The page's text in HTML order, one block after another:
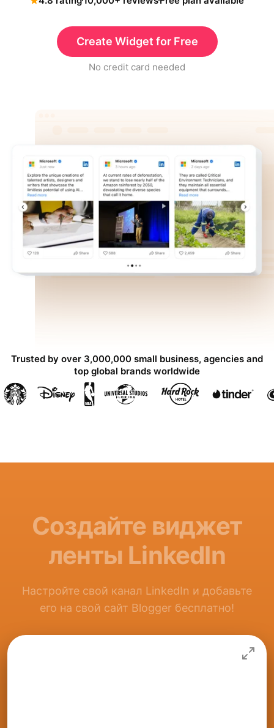
Create Widget for Free
No credit card needed
Trusted by over 3,000,000 small business, agencies and
top global brands worldwide
Создайте виджет
ленты LinkedIn
Настройте свой канал LinkedIn и добавьте
его на свой сайт Blogger бесплатно!